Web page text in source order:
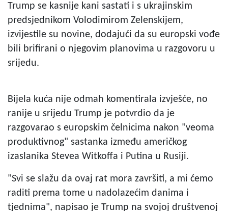
Trump se kasnije kani sastati i s ukrajinskim
predsjednikom Volodimirom Zelenskijem,
izvijestile su novine, dodajući da su europski vođe
bili brifirani o njegovim planovima u razgovoru u
srijedu.
Bijela kuća nije odmah komentirala izvješće, no
ranije u srijedu Trump je potvrdio da je
razgovarao s europskim čelnicima nakon "veoma
produktivnog" sastanka između američkog
izaslanika Stevea Witkoffa i Putina u Rusiji.
"Svi se slažu da ovaj rat mora završiti, a mi ćemo
raditi prema tome u nadolazećim danima i
tjednima", napisao je Trump na svojoj društvenoj